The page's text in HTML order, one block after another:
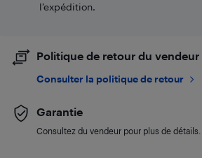
l’expédition.
Politique de retour du vendeur
Consulter la politique de retour
Garantie
Consultez du vendeur pour plus de détails.